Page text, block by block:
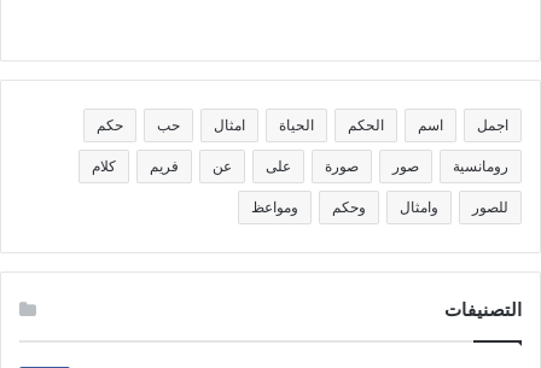
اجمل اسم الحكم الحياة امثال حب حكم
رومانسية صور صورة على عن فريم كلام
للصور وامثال وحكم ومواعظ
التصنيفات